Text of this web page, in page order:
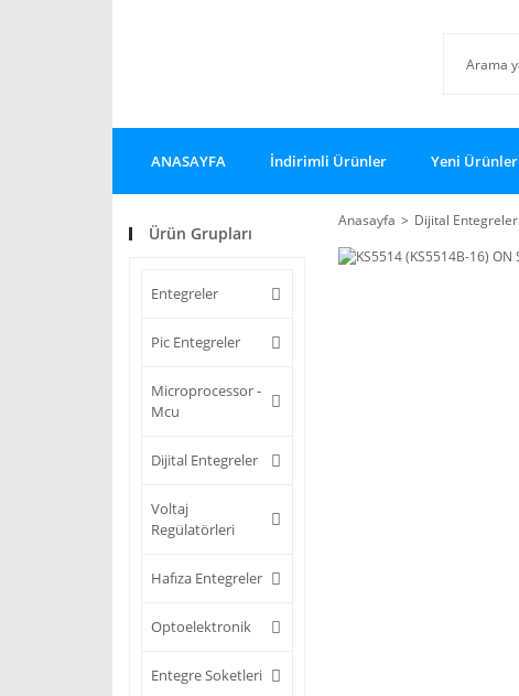
ANASAYFA İndirimli Ürünler Yeni Ürünler
Ürün Grupları
Entegreler
Pic Entegreler
Microprocessor -
Mcu
Dijital Entegreler
Voltaj
Regülatörleri
Hafıza Entegreler
Optoelektronik
Entegre Soketleri
Anasayfa Dijital Entegreler